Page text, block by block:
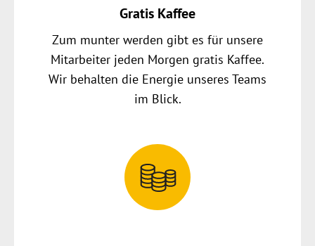
Gratis Kaffee
Zum munter werden gibt es für unsere
Mitarbeiter jeden Morgen gratis Kaffee.
Wir behalten die Energie unseres Teams
im Blick.